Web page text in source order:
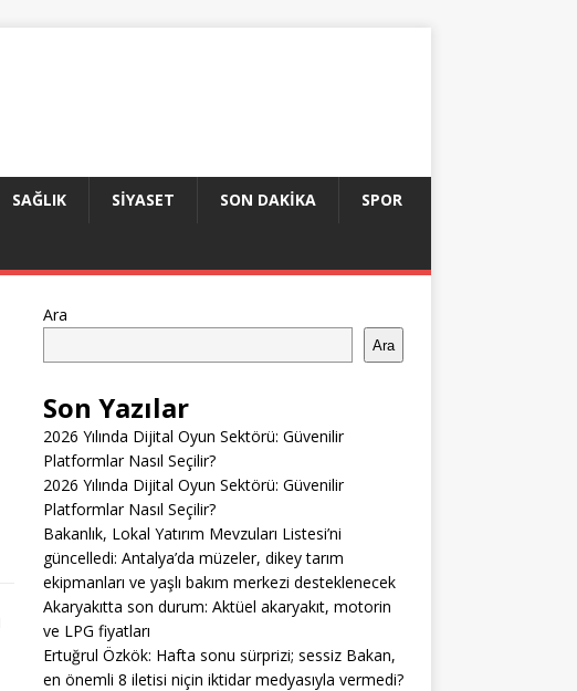
SAĞLIK SIYASET SON DAKIKA SPOR
Ara
Ara
Son Yazılar
2026 Yılında Dijital Oyun Sektörü: Güvenilir
Platformlar Nasıl Seçilir?
2026 Yılında Dijital Oyun Sektörü: Güvenilir
Platformlar Nasıl Seçilir?
Bakanlık, Lokal Yatırım Mevzuları Listesi’ni
güncelledi: Antalya’da müzeler, dikey tarım
ekipmanları ve yaşlı bakım merkezi desteklenecek
Akaryakıtta son durum: Aktüel akaryakıt, motorin
ve LPG fiyatları
Ertuğrul Özkök: Hafta sonu sürprizi; sessiz Bakan,
en önemli 8 iletisi niçin iktidar medyasıyla vermedi?